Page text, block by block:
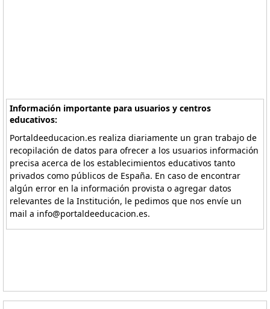
Información importante para usuarios y centros
educativos:
Portaldeeducacion.es realiza diariamente un gran trabajo de
recopilación de datos para ofrecer a los usuarios información
precisa acerca de los establecimientos educativos tanto
privados como públicos de España. En caso de encontrar
algún error en la información provista o agregar datos
relevantes de la Institución, le pedimos que nos envíe un
mail a info@portaldeeducacion.es.